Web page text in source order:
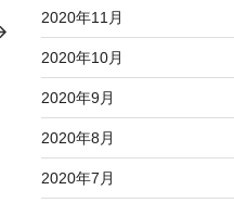
2020年11月
2020年10月
2020年9月
2020年8月
2020年7月